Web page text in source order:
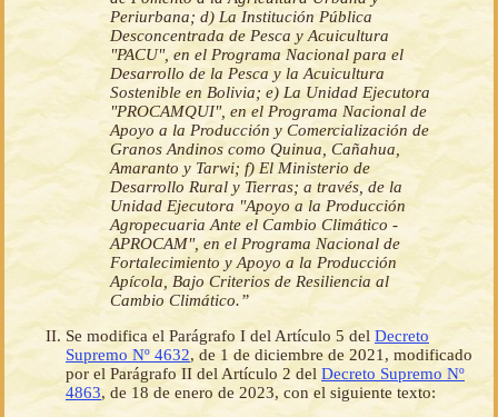
Periurbana; d) La Institución Pública
Desconcentrada de Pesca y Acuicultura
"PACU", en el Programa Nacional para el
Desarrollo de la Pesca y la Acuicultura
Sostenible en Bolivia; e) La Unidad Ejecutora
"PROCAMQUI", en el Programa Nacional de
Apoyo a la Producción y Comercialización de
Granos Andinos como Quinua, Cañahua,
Amaranto y Tarwi; f) El Ministerio de
Desarrollo Rural y Tierras; a través, de la
Unidad Ejecutora "Apoyo a la Producción
Agropecuaria Ante el Cambio Climático -
APROCAM", en el Programa Nacional de
Fortalecimiento y Apoyo a la Producción
Apícola, Bajo Criterios de Resiliencia al
Cambio Climático.”
Se modifica el Parágrafo I del Artículo 5 del Decreto
Supremo Nº 4632, de 1 de diciembre de 2021, modificado
por el Parágrafo II del Artículo 2 del Decreto Supremo Nº
4863, de 18 de enero de 2023, con el siguiente texto: